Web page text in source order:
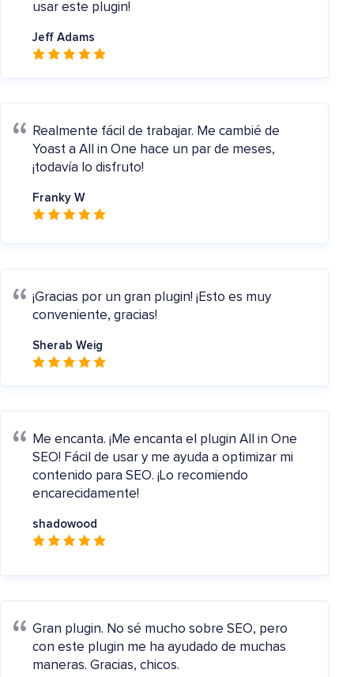
usar este plugin!
Jeff Adams
Realmente fácil de trabajar. Me cambié de
Yoast a All in One hace un par de meses,
¡todavía lo disfruto!
Franky W
¡Gracias por un gran plugin! ¡Esto es muy
conveniente, gracias!
Sherab Weig
Me encanta. ¡Me encanta el plugin All in One
SEO! Fácil de usar y me ayuda a optimizar mi
contenido para SEO. ¡Lo recomiendo
encarecidamente!
shadowood
Gran plugin. No sé mucho sobre SEO, pero
con este plugin me ha ayudado de muchas
maneras. Gracias, chicos.